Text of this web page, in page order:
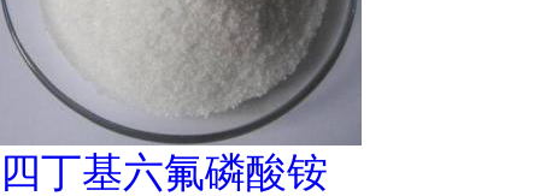
四丁基六氟磷酸铵